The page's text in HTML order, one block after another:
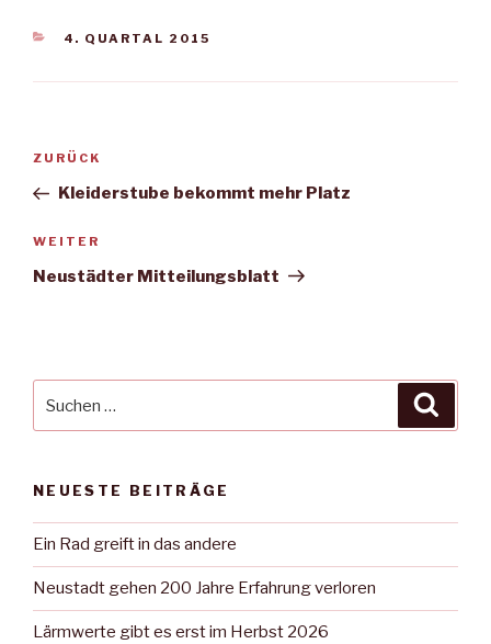
KATEGORIEN
4. QUARTAL 2015
Beitragsnavigation
Vorheriger
Beitrag
ZURÜCK
Kleiderstube bekommt mehr Platz
Nächster
Beitrag
WEITER
Neustädter Mitteilungsblatt
nach:
NEUESTE BEITRÄGE
Ein Rad greift in das andere
Neustadt gehen 200 Jahre Erfahrung verloren
Lärmwerte gibt es erst im Herbst 2026